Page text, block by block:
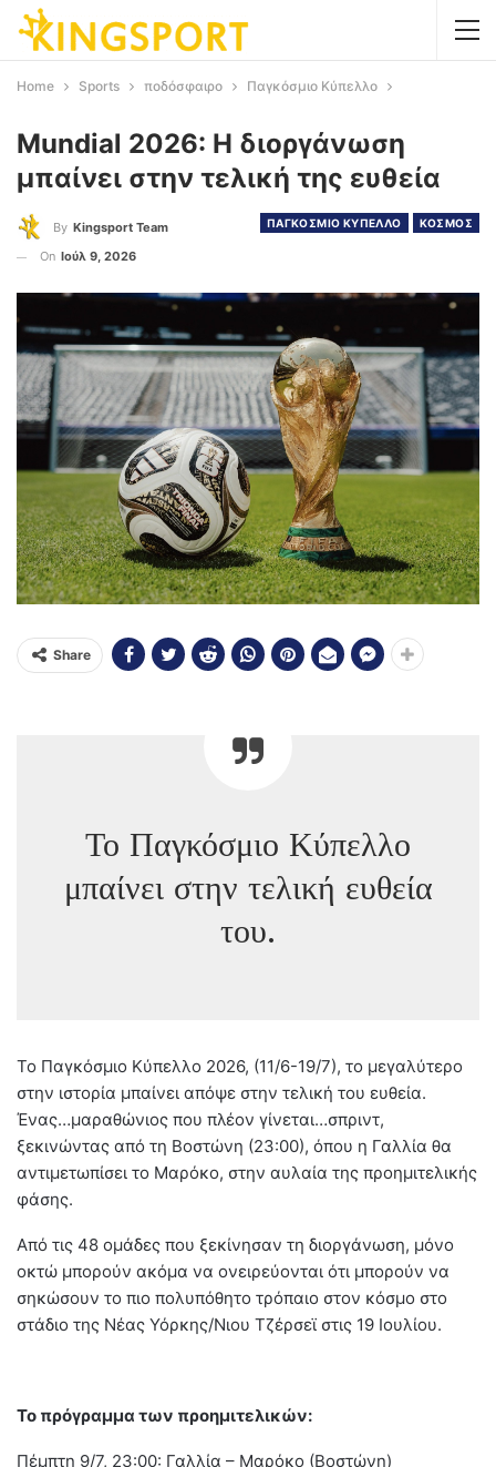
Home Sports ποδόσφαιρο Παγκόσμιο Κύπελλο
Mundial 2026: Η διοργάνωση
μπαίνει στην τελική της ευθεία
ΠΑΓΚΟΣΜΙΟ ΚΥΠΕΛΛΟ ΚΟΣΜΟΣ
By Kingsport Team
On Ιούλ 9, 2026
Share
Το Παγκόσμιο Κύπελλο
μπαίνει στην τελική ευθεία
του.
Το Παγκόσμιο Κύπελλο 2026, (11/6-19/7), το μεγαλύτερο
στην ιστορία μπαίνει απόψε στην τελική του ευθεία.
Ένας…μαραθώνιος που πλέον γίνεται…σπριντ,
ξεκινώντας από τη Βοστώνη (23:00), όπου η Γαλλία θα
αντιμετωπίσει το Μαρόκο, στην αυλαία της προημιτελικής
φάσης.
Από τις 48 ομάδες που ξεκίνησαν τη διοργάνωση, μόνο
οκτώ μπορούν ακόμα να ονειρεύονται ότι μπορούν να
σηκώσουν το πιο πολυπόθητο τρόπαιο στον κόσμο στο
στάδιο της Νέας Υόρκης/Νιου Τζέρσεϊ στις 19 Ιουλίου.
Το πρόγραμμα των προημιτελικών:
Πέμπτη 9/7, 23:00: Γαλλία – Μαρόκο (Βοστώνη)